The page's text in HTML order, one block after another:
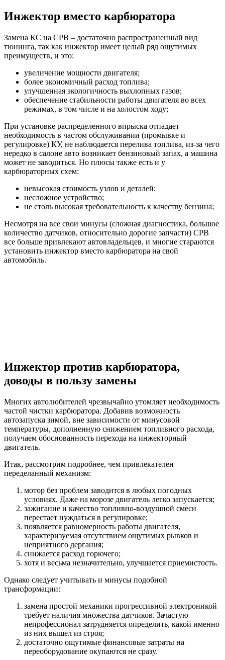
Инжектор вместо карбюратора
Замена КС на СРВ – достаточно распространенный вид
тюнинга, так как инжектор имеет целый ряд ощутимых
преимуществ, и это:
увеличение мощности двигателя;
более экономичный расход топлива;
улучшенная экологичность выхлопных газов;
обеспечение стабильности работы двигателя во всех
режимах, в том числе и на холостом ходу;
При установке распределенного впрыска отпадает
необходимость в частом обслуживании (промывке и
регулировке) КУ, не наблюдается перелива топлива, из-за чего
нередко в салоне авто возникает бензиновый запах, а машина
может не заводиться. Но плюсы также есть и у
карбюраторных схем:
невысокая стоимость узлов и деталей:
несложное устройство;
не столь высокая требовательность к качеству бензина;
Несмотря на все свои минусы (сложная диагностика, большое
количество датчиков, относительно дорогие запчасти) СРВ
все больше привлекают автовладельцев, и многие стараются
установить инжектор вместо карбюратора на свой
автомобиль.
Инжектор против карбюратора,
доводы в пользу замены
Многих автолюбителей чрезвычайно утомляет необходимость
частой чистки карбюратора. Добавив возможность
автозапуска зимой, вне зависимости от минусовой
температуры, дополненную снижением топливного расхода,
получаем обоснованность перехода на инжекторный
двигатель.
Итак, рассмотрим подробнее, чем привлекателен
переделанный механизм:
мотор без проблем заводится в любых погодных
условиях. Даже на морозе двигатель легко запускается;
зажигание и качество топливно-воздушной смеси
перестает нуждаться в регулировке;
появляется равномерность работы двигателя,
характеризуемая отсутствием ощутимых рывков и
неприятного дергания;
снижается расход горючего;
хотя и весьма незначительно, улучшается приемистость.
Однако следует учитывать и минусы подобной
трансформации:
замена простой механики прогрессивной электроникой
требует наличия множества датчиков. Зачастую
непрофессионал затрудняется определить, какой именно
из них вышел из строя;
достаточно ощутимые финансовые затраты на
переоборудование окупаются не сразу.